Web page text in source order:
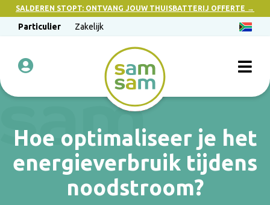
SALDEREN STOPT: ONTVANG JOUW THUISBATTERIJ OFFERTE →
Particulier Zakelijk
Hoe optimaliseer je het
energieverbruik tijdens
noodstroom?